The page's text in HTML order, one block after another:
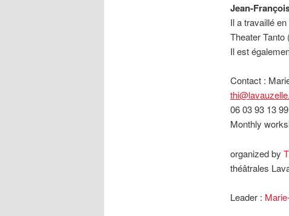
Jean-
Il a travaillé
Theater Tanto
Il est
Contact :
06 03 93 13 99
Monthly
organized by
théâtrales
Leader :